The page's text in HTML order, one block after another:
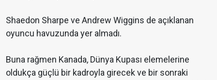
Shaedon Sharpe ve Andrew Wiggins de açıklanan
oyuncu havuzunda yer almadı.
Buna rağmen Kanada, Dünya Kupası elemelerine
oldukça güçlü bir kadroyla girecek ve bir sonraki